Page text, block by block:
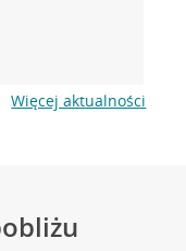
Więcej aktualności